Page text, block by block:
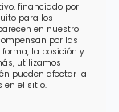
financiado por
para los
en nuestro
por las
la posición y
utilizamos
pueden afectar la
en el sitio.